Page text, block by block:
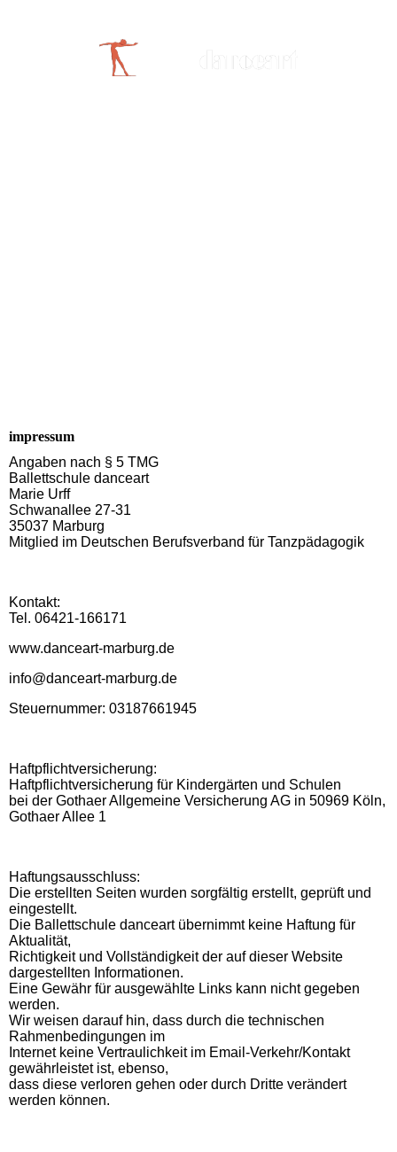
impressum
Angaben nach § 5 TMG
Ballettschule danceart
Marie Urff
Schwanallee 27-31
35037 Marburg
Mitglied im Deutschen Berufsverband für Tanzpädagogik
Kontakt:
Tel. 06421-166171
www.danceart-marburg.de
info@danceart-marburg.de
Steuernummer: 03187661945
Haftpflichtversicherung:
Haftpflichtversicherung für Kindergärten und Schulen
bei der Gothaer Allgemeine Versicherung AG in 50969 Köln,
Gothaer Allee 1
Haftungsausschluss:
Die erstellten Seiten wurden sorgfältig erstellt, geprüft und
eingestellt.
Die Ballettschule danceart übernimmt keine Haftung für
Aktualität,
Richtigkeit und Vollständigkeit der auf dieser Website
dargestellten Informationen.
Eine Gewähr für ausgewählte Links kann nicht gegeben
werden.
Wir weisen darauf hin, dass durch die technischen
Rahmenbedingungen im
Internet keine Vertraulichkeit im Email-Verkehr/Kontakt
gewährleistet ist, ebenso,
dass diese verloren gehen oder durch Dritte verändert
werden können.